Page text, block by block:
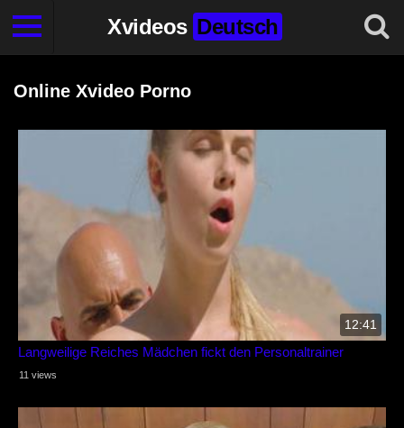
Xvideos Deutsch
Online Xvideo Porno
12:41
Langweilige Reiches Mädchen fickt den Personaltrainer
11 views